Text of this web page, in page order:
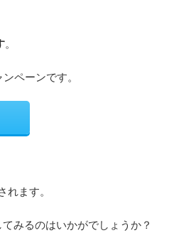
。
ペーンです。
ます。
みるのはいかがでしょうか？